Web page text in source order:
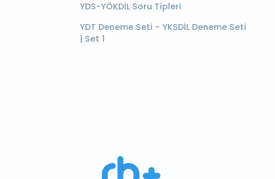
YDS-YÖKDİL Soru Tipleri
YDT Deneme Seti - YKSDİL Deneme Seti
| Set 1